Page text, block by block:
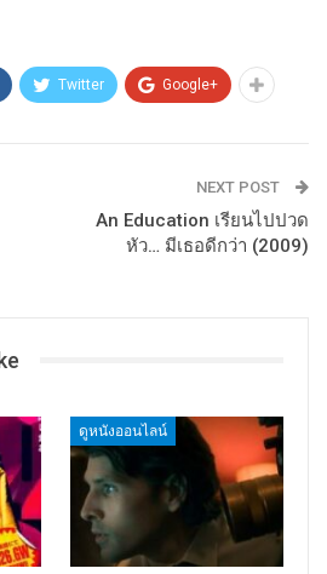
Twitter Google+
NEXT POST
An Education เรียนไปปวด
หัว… มีเธอดีกว่า (2009)
ดูหนังออนไลน์